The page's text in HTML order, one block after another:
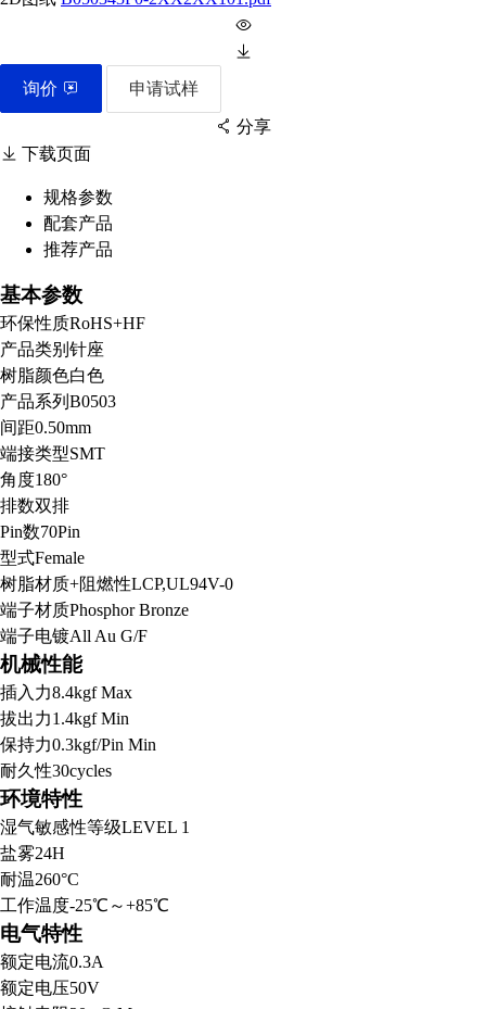
询价 申请试样
分享
下载页面
规格参数
配套产品
推荐产品
基本参数
环保性质RoHS+HF
产品类别 针座
树脂颜色白色
产品系列 B0503
间距0.50mm
端接类型SMT
角度180°
排数双排
Pin数70Pin
型式Female
树脂材质+阻燃性LCP,UL94V-0
端子材质Phosphor Bronze
端子电镀All Au G/F
机械性能
插入力8.4kgf Max
拔出力1.4kgf Min
保持力0.3kgf/Pin Min
耐久性30cycles
环境特性
湿气敏感性等级LEVEL 1
盐雾24H
耐温260°C
工作温度-25℃～+85℃
电气特性
额定电流0.3A
额定电压50V